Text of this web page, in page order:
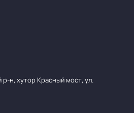
н, хутор Красный мост, ул.